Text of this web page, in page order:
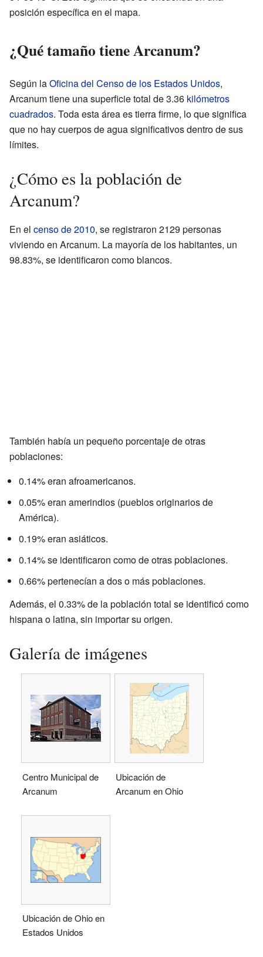
posición específica en el mapa.
¿Qué tamaño tiene Arcanum?
Según laOficina del Censo de los Estados Unidos,
Arcanum tiene una superficie total de 3.36 kilómetros
cuadrados. Toda esta área es tierra firme, lo que significa
que no hay cuerpos de agua significativos dentro de sus
límites.
¿Cómo es la población de
Arcanum?
En el censo de 2010, se registraron 2129 personas
viviendo en Arcanum. La mayoría de los habitantes, un
98.83%, se identificaron como blancos.
También había un pequeño porcentaje de otras
poblaciones:
0.14% eran afroamericanos.
0.05% eran amerindios (pueblos originarios de
América).
0.19% eran asiáticos.
0.14% se identificaron como de otras poblaciones.
0.66% pertenecían a dos o más poblaciones.
Además, el 0.33% de la población total se identificó como
hispana o latina, sin importar su origen.
Galería de imágenes
Centro Municipal de
Arcanum
Ubicación de
Arcanum en Ohio
Ubicación de Ohio en
Estados Unidos